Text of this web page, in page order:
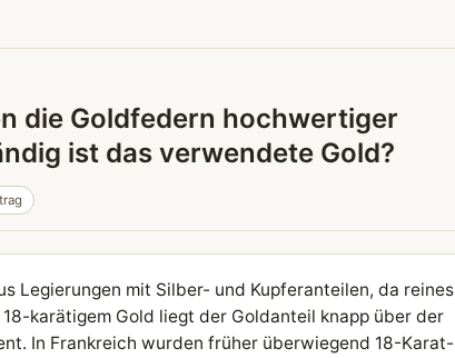
die Goldfedern hochwertiger
ist das verwendete Gold?
Legierungen mit Silber- und Kupferanteilen, da reines
karätigem Gold liegt der Goldanteil knapp über der
In Frankreich wurden früher überwiegend 18-Karat-